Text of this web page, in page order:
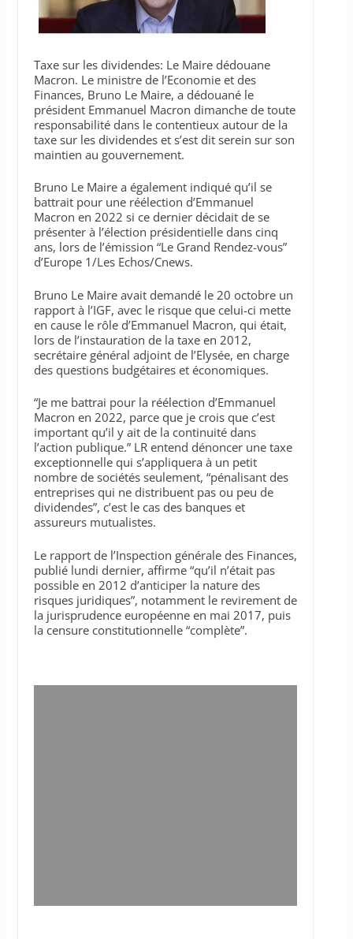
Taxe sur les dividendes: Le Maire dédouane
Macron. Le ministre de l’Economie et des
Finances, Bruno Le Maire, a dédouané le
président Emmanuel Macron dimanche de toute
responsabilité dans le contentieux autour de la
taxe sur les dividendes et s’est dit serein sur son
maintien au gouvernement.
Bruno Le Maire a également indiqué qu’il se
battrait pour une réélection d’Emmanuel
Macron en 2022 si ce dernier décidait de se
présenter à l’élection présidentielle dans cinq
ans, lors de l’émission “Le Grand Rendez-vous”
d’Europe 1/Les Echos/Cnews.
Bruno Le Maire avait demandé le 20 octobre un
rapport à l’IGF, avec le risque que celui-ci mette
en cause le rôle d’Emmanuel Macron, qui était,
lors de l’instauration de la taxe en 2012,
secrétaire général adjoint de l’Elysée, en charge
des questions budgétaires et économiques.
“Je me battrai pour la réélection d’Emmanuel
Macron en 2022, parce que je crois que c’est
important qu’il y ait de la continuité dans
l’action publique.” LR entend dénoncer une taxe
exceptionnelle qui s’appliquera à un petit
nombre de sociétés seulement, “pénalisant des
entreprises qui ne distribuent pas ou peu de
dividendes”, c’est le cas des banques et
assureurs mutualistes.
Le rapport de l’Inspection générale des Finances,
publié lundi dernier, affirme “qu’il n’était pas
possible en 2012 d’anticiper la nature des
risques juridiques”, notamment le revirement de
la jurisprudence européenne en mai 2017, puis
la censure constitutionnelle “complète”.